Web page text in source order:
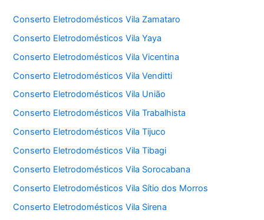
Conserto Eletrodomésticos Vila Zamataro
Conserto Eletrodomésticos Vila Yaya
Conserto Eletrodomésticos Vila Vicentina
Conserto Eletrodomésticos Vila Venditti
Conserto Eletrodomésticos Vila União
Conserto Eletrodomésticos Vila Trabalhista
Conserto Eletrodomésticos Vila Tijuco
Conserto Eletrodomésticos Vila Tibagi
Conserto Eletrodomésticos Vila Sorocabana
Conserto Eletrodomésticos Vila Sítio dos Morros
Conserto Eletrodomésticos Vila Sirena